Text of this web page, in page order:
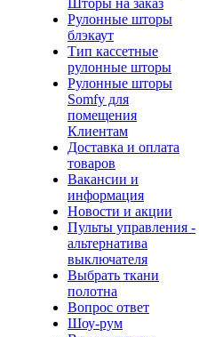
Шторы на заказ
Рулонные шторы
блэкаут
Тип кассетные
рулонные шторы
Рулонные шторы
Somfy для
помещения
Клиентам
Доставка и оплата
товаров
Вакансии и
информация
Новости и акции
Пульты управления -
альтернатива
выключателя
Выбрать ткани
полотна
Вопрос ответ
Шоу-рум